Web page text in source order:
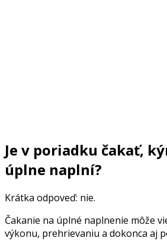
Je v poriadku čakať,
úplne naplní?
Krátka odpoveď: nie.
Čakanie na úplné naplnenie môže
výkonu, prehrievaniu a dokonca aj